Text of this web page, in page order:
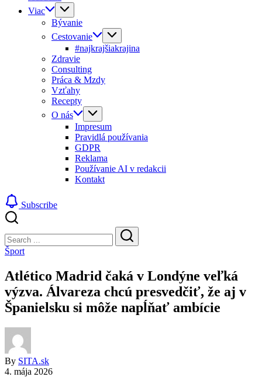
Viac
Bývanie
Cestovanie
#najkrajšiakrajina
Zdravie
Consulting
Práca & Mzdy
Vzťahy
Recepty
O nás
Impresum
Pravidlá používania
GDPR
Reklama
Používanie AI v redakcii
Kontakt
Subscribe
Search
Search
Šport
Atlético Madrid čaká v Londýne veľká
výzva. Álvareza chcú presvedčiť, že aj v
Španielsku si môže napĺňať ambície
By SITA.sk
4. mája 2026